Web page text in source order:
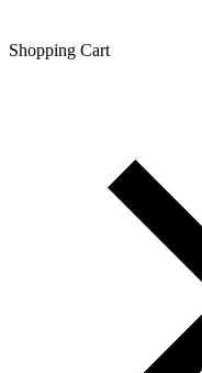
Shopping Сart